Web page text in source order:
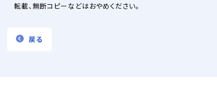
転載、無断コピーなどはおやめください。
戻る